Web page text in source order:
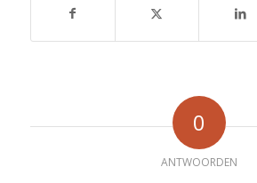
0
ANTWOORDEN